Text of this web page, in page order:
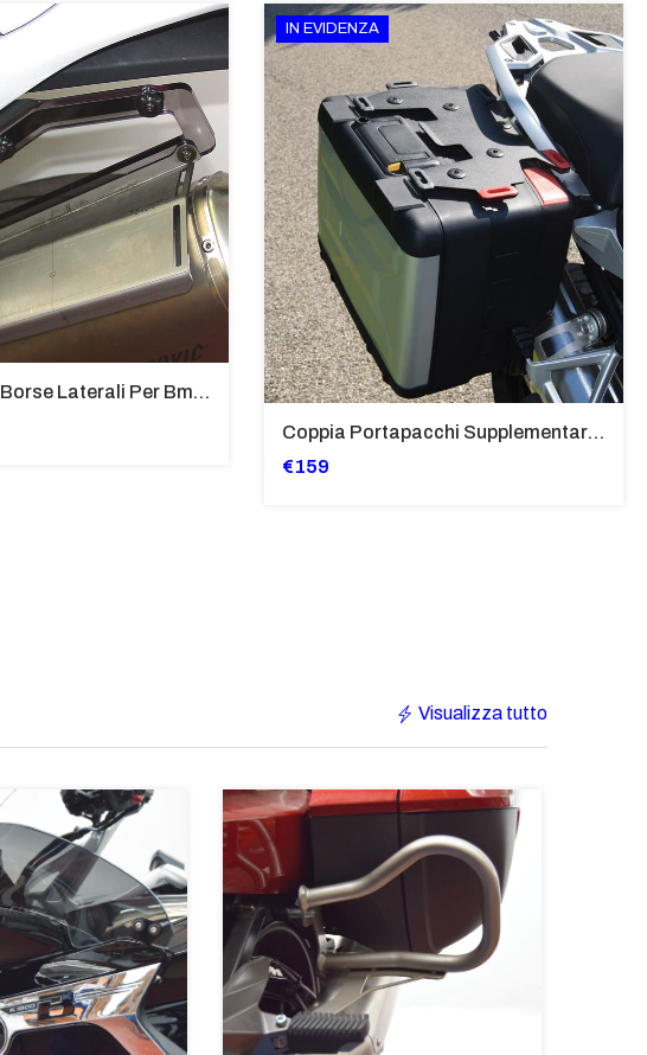
Supporti Per Borse Laterali Per Bmw Hp2 Megamoto 2007 - 2008 TRASPARENTE - Sb02-T
IN EVIDENZA
Coppia Portapacchi Supplementare In Ferro Per Borse Modello “Vario” Bmw - PP29-R1250GS
€159
Visualizza tutto